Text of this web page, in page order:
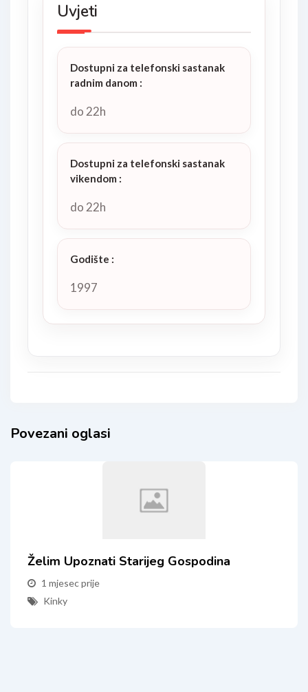
Uvjeti
Dostupni za telefonski sastanak
radnim danom :
do 22h
Dostupni za telefonski sastanak
vikendom :
do 22h
Godište :
1997
Povezani oglasi
Želim Upoznati Starijeg Gospodina
1 mjesec prije
Kinky